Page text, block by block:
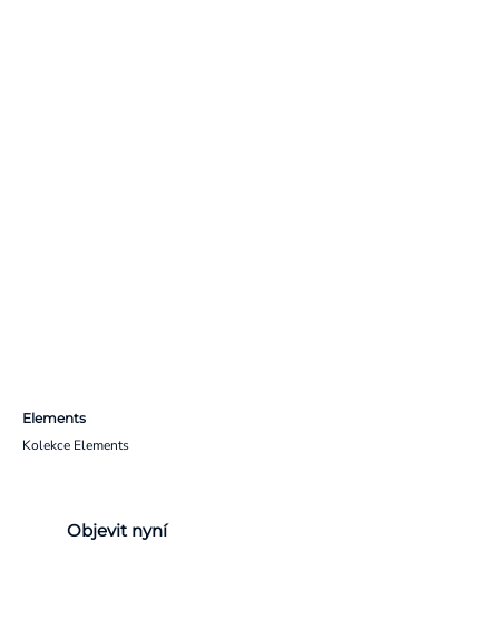
Elements
Kolekce Elements
Objevit nyní